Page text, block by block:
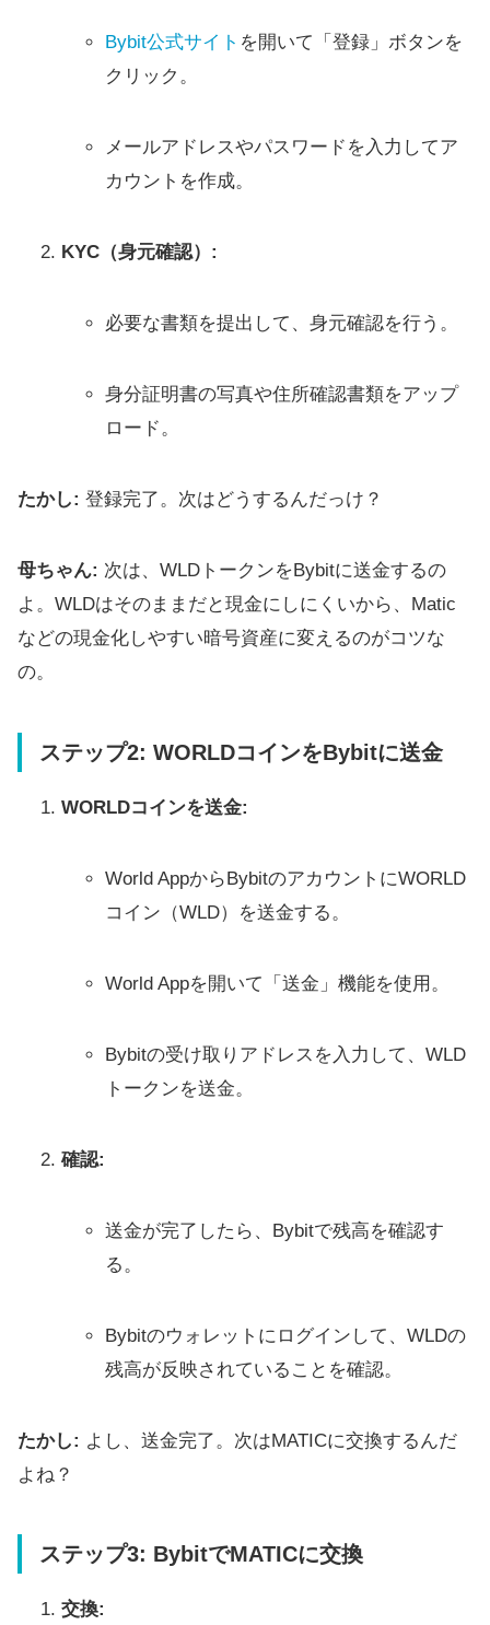
Bybit公式サイト を開いて「登録」ボタンを
クリック。
メールアドレスやパスワードを入力してア
カウントを作成。
KYC（身元確認）:
必要な書類を提出して、身元確認を行う。
身分証明書の写真や住所確認書類をアップ
ロード。
たかし: 登録完了。次はどうするんだっけ？
母ちゃん: 次は、WLDトークンをBybitに送金するの
よ。WLDはそのままだと現金にしにくいから、Matic
などの現金化しやすい暗号資産に変えるのがコツな
の。
ステップ2: WORLDコインをBybitに送金
WORLDコインを送金:
World AppからBybitのアカウントにWORLD
コイン（WLD）を送金する。
World Appを開いて「送金」機能を使用。
Bybitの受け取りアドレスを入力して、WLD
トークンを送金。
確認:
送金が完了したら、Bybitで残高を確認す
る。
Bybitのウォレットにログインして、WLDの
残高が反映されていることを確認。
たかし: よし、送金完了。次はMATICに交換するんだ
よね？
ステップ3: BybitでMATICに交換
交換: